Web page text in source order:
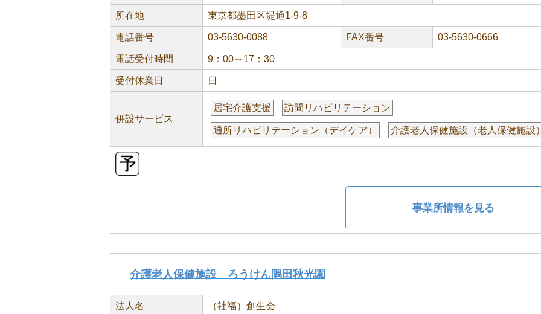
所在地 東京都墨田区堤通1-9-8
電話番号 03-5630-0088 FAX番号 03-5630-0666
電話受付時間 9：00～17：30
受付休業日 日
併設サービス
居宅介護支援 訪問リハビリテーション
通所リハビリテーション（デイケア） 介護老人保健施設（老人保健施設
事業所情報を見る
介護老人保健施設 ろうけん隅田秋光園
法人名 （社福）創生会